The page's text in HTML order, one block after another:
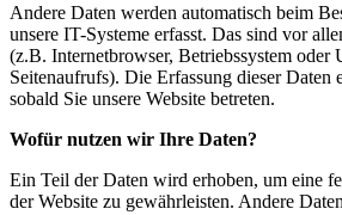
Andere Daten werden automatisch beim
unsere IT-Systeme erfasst. Das sind vor
(z.B. Internetbrowser, Betriebssystem oder
Seitenaufrufs). Die Erfassung dieser Daten
sobald Sie unsere Website betreten.
Wofür nutzen wir Ihre Daten?
Ein Teil der Daten wird erhoben, um eine
der Website zu gewährleisten. Andere